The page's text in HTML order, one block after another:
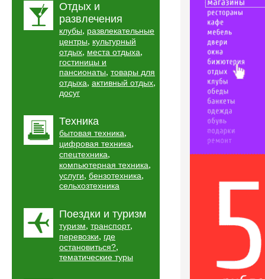
Отдых и
развлечения
клубы, развлекательные
центры, культурный
отдых, места отдыха,
гостиницы и
пансионаты, товары для
отдыха, активный отдых,
досуг
Техника
бытовая техника,
цифровая техника,
спецтехника,
компьютерная техника,
услуги, бензотехника,
сельхозтехника
Поездки и туризм
туризм, транспорт,
перевозки, где
остановиться?,
тематические туры